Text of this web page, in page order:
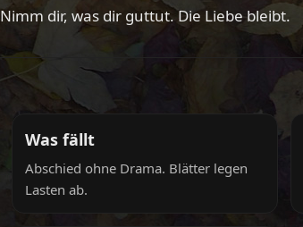
Nimm dir, was dir guttut. Die Liebe bleibt.
Was fällt
Abschied ohne Drama. Blätter legen
Lasten ab.